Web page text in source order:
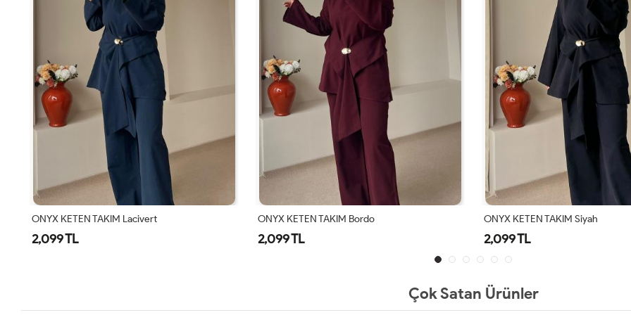
ONYX KETEN TAKIM Bordo
2,099 TL
ONYX KETEN TAKIM Siyah
2,099 TL
ONYX KETEN TAKIM Bej
2,099 TL
Çok Satan Ürünler